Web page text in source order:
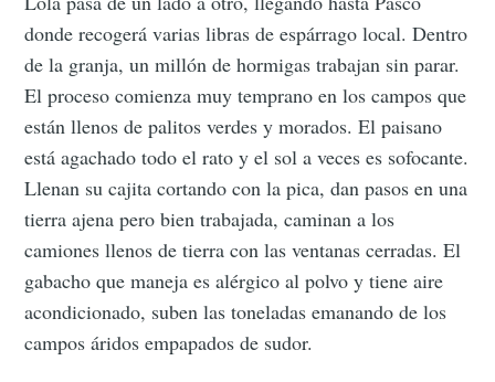
donde recogerá varias libras de espárrago local. Dentro
de la granja, un millón de hormigas trabajan sin parar.
El proceso comienza muy temprano en los campos que
están llenos de palitos verdes y morados. El paisano
está agachado todo el rato y el sol a veces es sofocante.
Llenan su cajita cortando con la pica, dan pasos en una
tierra ajena pero bien trabajada, caminan a los
camiones llenos de tierra con las ventanas cerradas. El
gabacho que maneja es alérgico al polvo y tiene aire
acondicionado, suben las toneladas emanando de los
campos áridos empapados de sudor.